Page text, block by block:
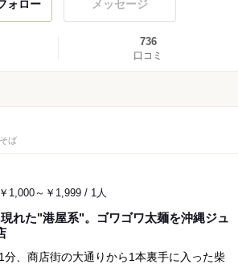
ォロー メッセージ
736
口コミ
ば
￥1,000～￥1,999 / 1人
れた"港屋系"。ゴワゴワ太麺を沖縄ジュ
、商店街の大通りから1本裏手に入った柴